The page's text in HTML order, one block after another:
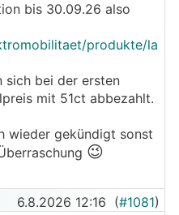
bis 30.09.26 also
produkte/la
sich bei der ersten
mit 51ct abbezahlt.
wieder gekündigt sonst
😉
6.8.2026 12:16 (#1081)